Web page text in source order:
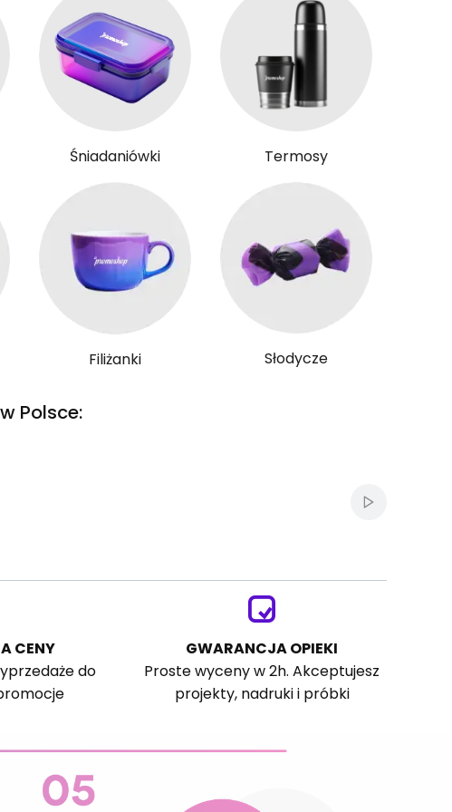
Śniadaniówki Termosy
Filiżanki Słodycze
Polsce:
Włącz
CENY
do
GWARANCJA OPIEKI
Proste wyceny w 2h. Akceptujesz
projekty, nadruki i próbki